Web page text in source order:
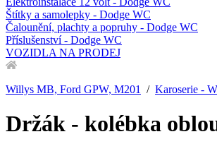
Štítky a samolepky - Dodge WC
Čalounění, plachty a popruhy - Dodge WC
Příslušenství - Dodge WC
VOZIDLA NA PRODEJ
Willys MB, Ford GPW, M201 / Karoserie -
Držák - kolébka